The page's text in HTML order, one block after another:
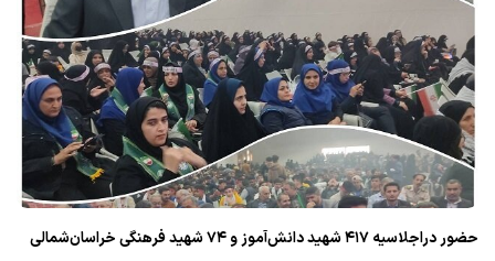
حضور دراجلاسیه ۴۱۷ شهید دانش‌آموز و ۷۴ شهید فرهنگی خراسان‌شمالی